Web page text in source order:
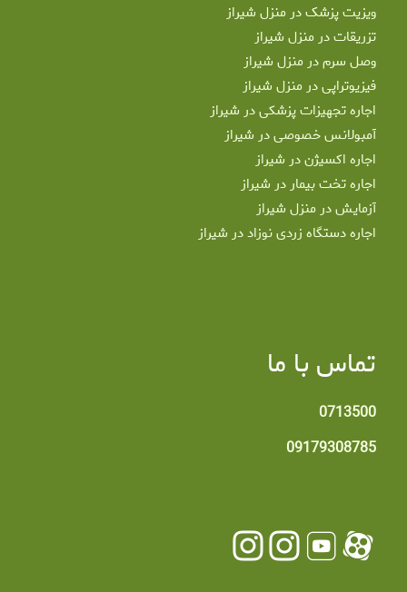
ویزیت پزشک در منزل شیراز
تزریقات در منزل شیراز
وصل سرم در منزل شیراز
فیزیوتراپی در منزل شیراز
اجاره تجهیزات پزشکی در شیراز
آمبولانس خصوصی در شیراز
اجاره اکسیژن در شیراز
اجاره تخت بیمار در شیراز
آزمایش در منزل شیراز
اجاره دستگاه زردی نوزاد در شیراز
تماس با ما
0713500
09179308785